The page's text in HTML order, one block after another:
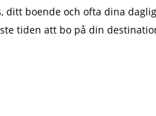
boende och ofta dina
tiden att bo på din